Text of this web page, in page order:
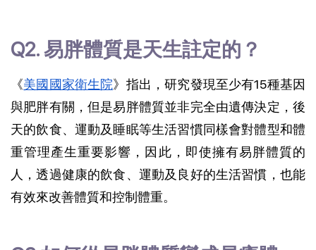
Q2. 易胖體質是天生註定的？
《美國國家衛生院》指出，研究發現至少有15種基因
與肥胖有關，但是易胖體質並非完全由遺傳決定，後
天的飲食、運動及睡眠等生活習慣同樣會對體型和體
重管理產生重要影響，因此，即使擁有易胖體質的
人，透過健康的飲食、運動及良好的生活習慣，也能
有效來改善體質和控制體重。